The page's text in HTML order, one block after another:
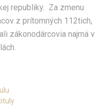
republiky. Za zmenu
z prítomných 112tich,
zákonodárcovia najmä v